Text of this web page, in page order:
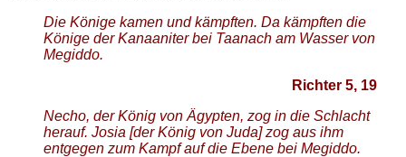
Die Könige kamen und kämpften. Da kämpften die
Könige der Kanaaniter bei Taanach am Wasser von
Megiddo.
Richter 5, 19
Necho, der König von Ägypten, zog in die Schlacht
herauf. Josia [der König von Juda] zog aus ihm
entgegen zum Kampf auf die Ebene bei Megiddo.